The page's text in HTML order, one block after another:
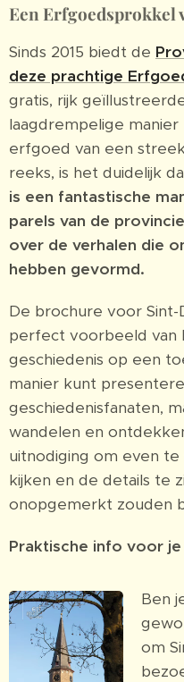
Een Erfgoedsprokkel
Sinds 2015 biedt de
deze prachtige
gratis, rijk
laagdrempelige
erfgoed van een
reeks, is het duidelijk
is een fantastische
parels van de
over de verhalen die
hebben gevormd.
De brochure voor Sint-
perfect voorbeeld van
geschiedenis op een
manier kunt
geschiedenisfanaten,
wandelen en
uitnodiging om even
kijken en de details te
onopgemerkt zouden
Praktische info voor
Ben
om